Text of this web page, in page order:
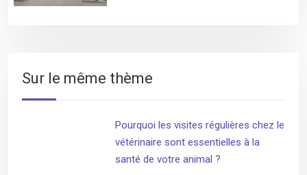
Sur le même thème
Pourquoi les visites régulières chez le
vétérinaire sont essentielles à la
santé de votre animal ?